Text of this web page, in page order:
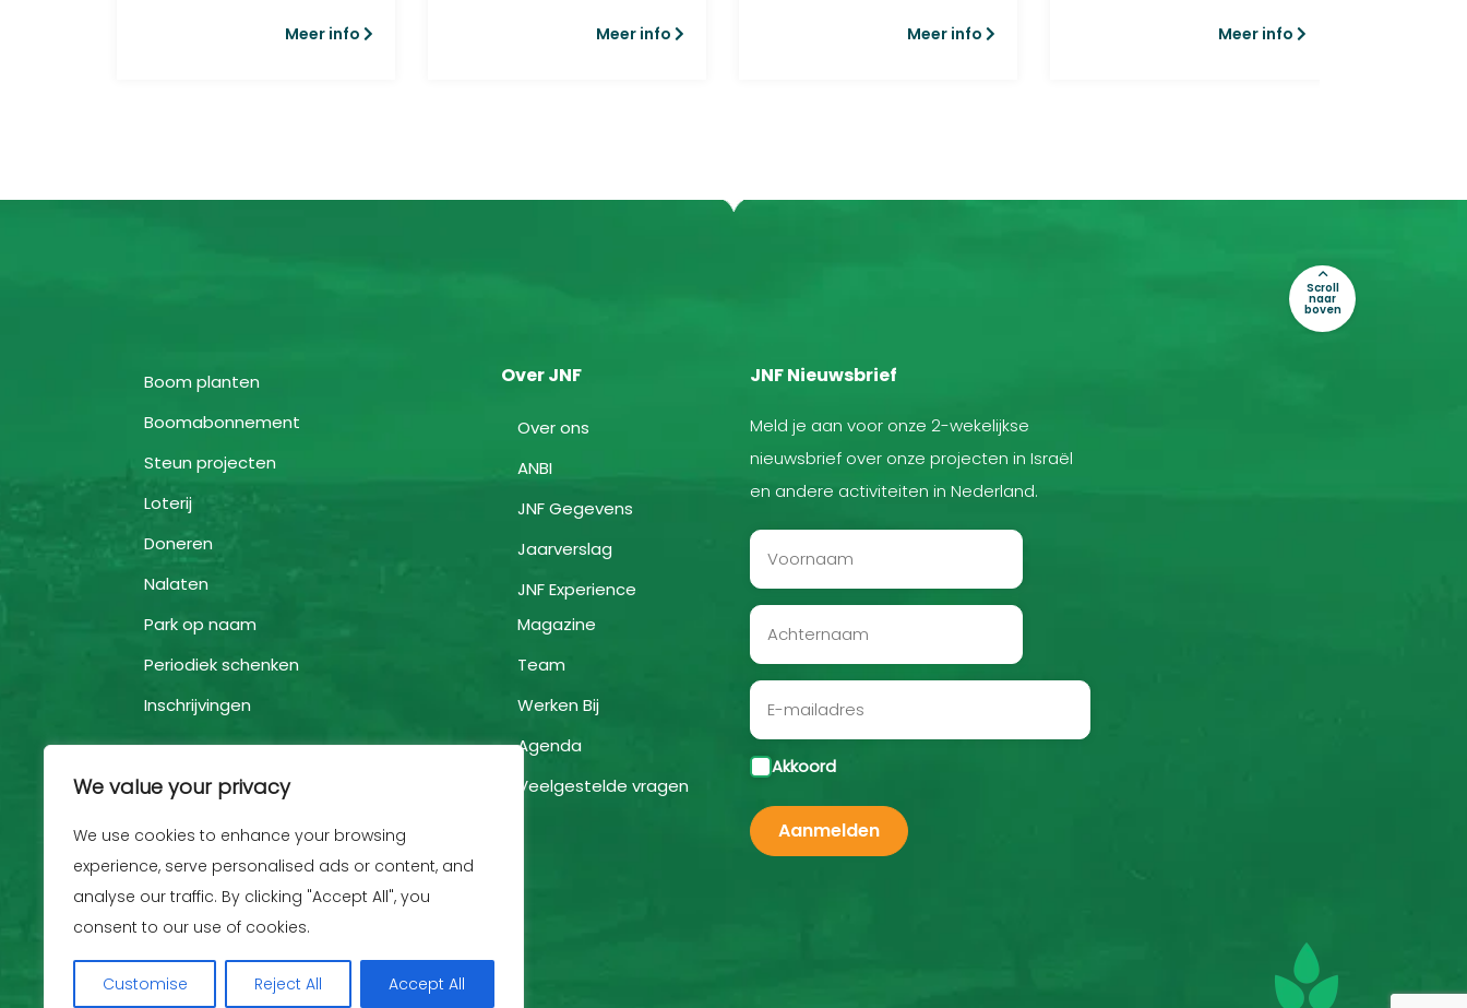
We value your privacy
We use cookies to enhance your browsing
experience, serve personalised ads or content, and
analyse our traffic. By clicking "Accept All", you
consent to our use of cookies.
Customise Reject All Accept All
Goren ter nagedachtenis
Meer info Meer info Meer info Meer info
Boom planten
Boomabonnement
Steun projecten
Loterij
Doneren
Nalaten
Park op naam
Periodiek schenken
Inschrijvingen
Over JNF
Over ons
ANBI
JNF Gegevens
Jaarverslag
JNF Experience
Magazine
Team
Werken Bij
Agenda
Veelgestelde vragen
Scroll
naar
boven
JNF Nieuwsbrief
Meld je aan voor onze 2-wekelijkse
nieuwsbrief over onze projecten in Israël
en andere activiteiten in Nederland.
Akkoord
Aanmelden